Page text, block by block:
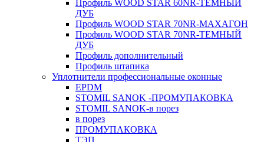
Профиль WOOD STAR 60NR-ТЁМНЫЙ
ДУБ
Профиль WOOD STAR 70NR-МАХАГОН
Профиль WOOD STAR 70NR-ТЕМНЫЙ
ДУБ
Профиль дополнительный
Профиль штапика
Уплотнители профессиональные оконные
EPDM
STOMIL SANOK -ПРОМУПАКОВКА
STOMIL SANOK-в порез
в порез
ПРОМУПАКОВКА
ТЭП